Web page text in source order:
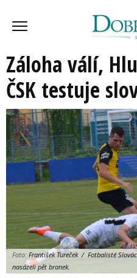
Záloha válí,
ČSK testuje
Foto: František Tureček / Fotbalisté
nasázeli pět branek.